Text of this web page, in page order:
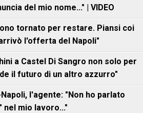
del mio nome..." | VIDEO
tornato per restare. Piansi coi
l'offerta del Napoli"
a Castel Di Sangro non solo per
il futuro di un altro azzurro"
l'agente: "Non ho parlato
nel mio lavoro..."